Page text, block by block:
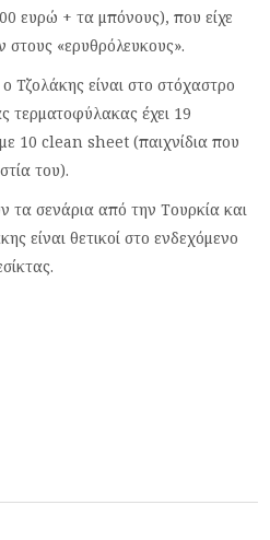
ευρώ + τα μπόνους), που είχε
στους «ερυθρόλευκους».
είναι στο στόχαστρο
τερματοφύλακας έχει 19
10 clean sheet (παιχνίδια που
του).
τα σενάρια από την Τουρκία και
είναι θετικοί στο ενδεχόμενο